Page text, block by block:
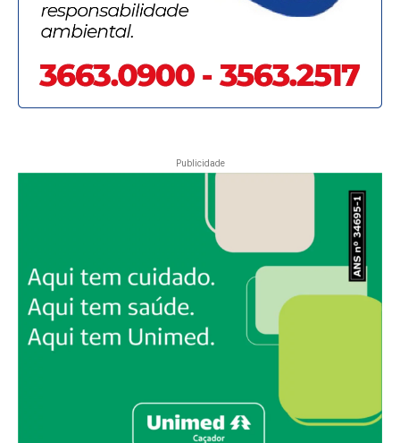
Publicidade